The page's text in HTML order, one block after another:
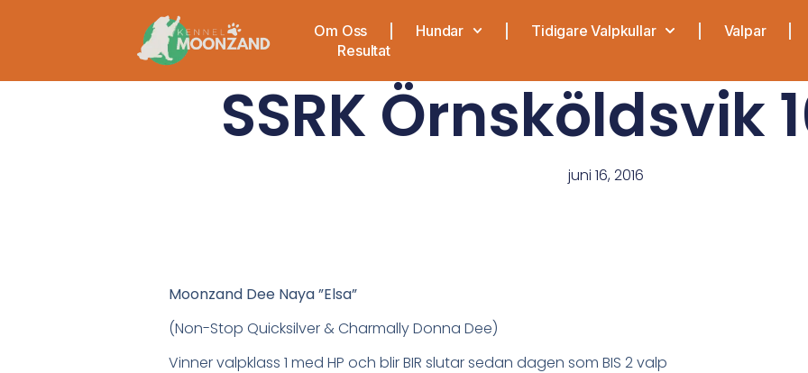
Om Oss Hundar Tidigare Valpkullar
Valpar
Resultat
SSRK Örnsköldsvik
juni 16, 2016
Moonzand Dee Naya ”Elsa”
(Non-Stop Quicksilver & Charmally Donna Dee)
Vinner valpklass 1 med HP och blir BIR slutar sedan dagen som BIS 2 valp